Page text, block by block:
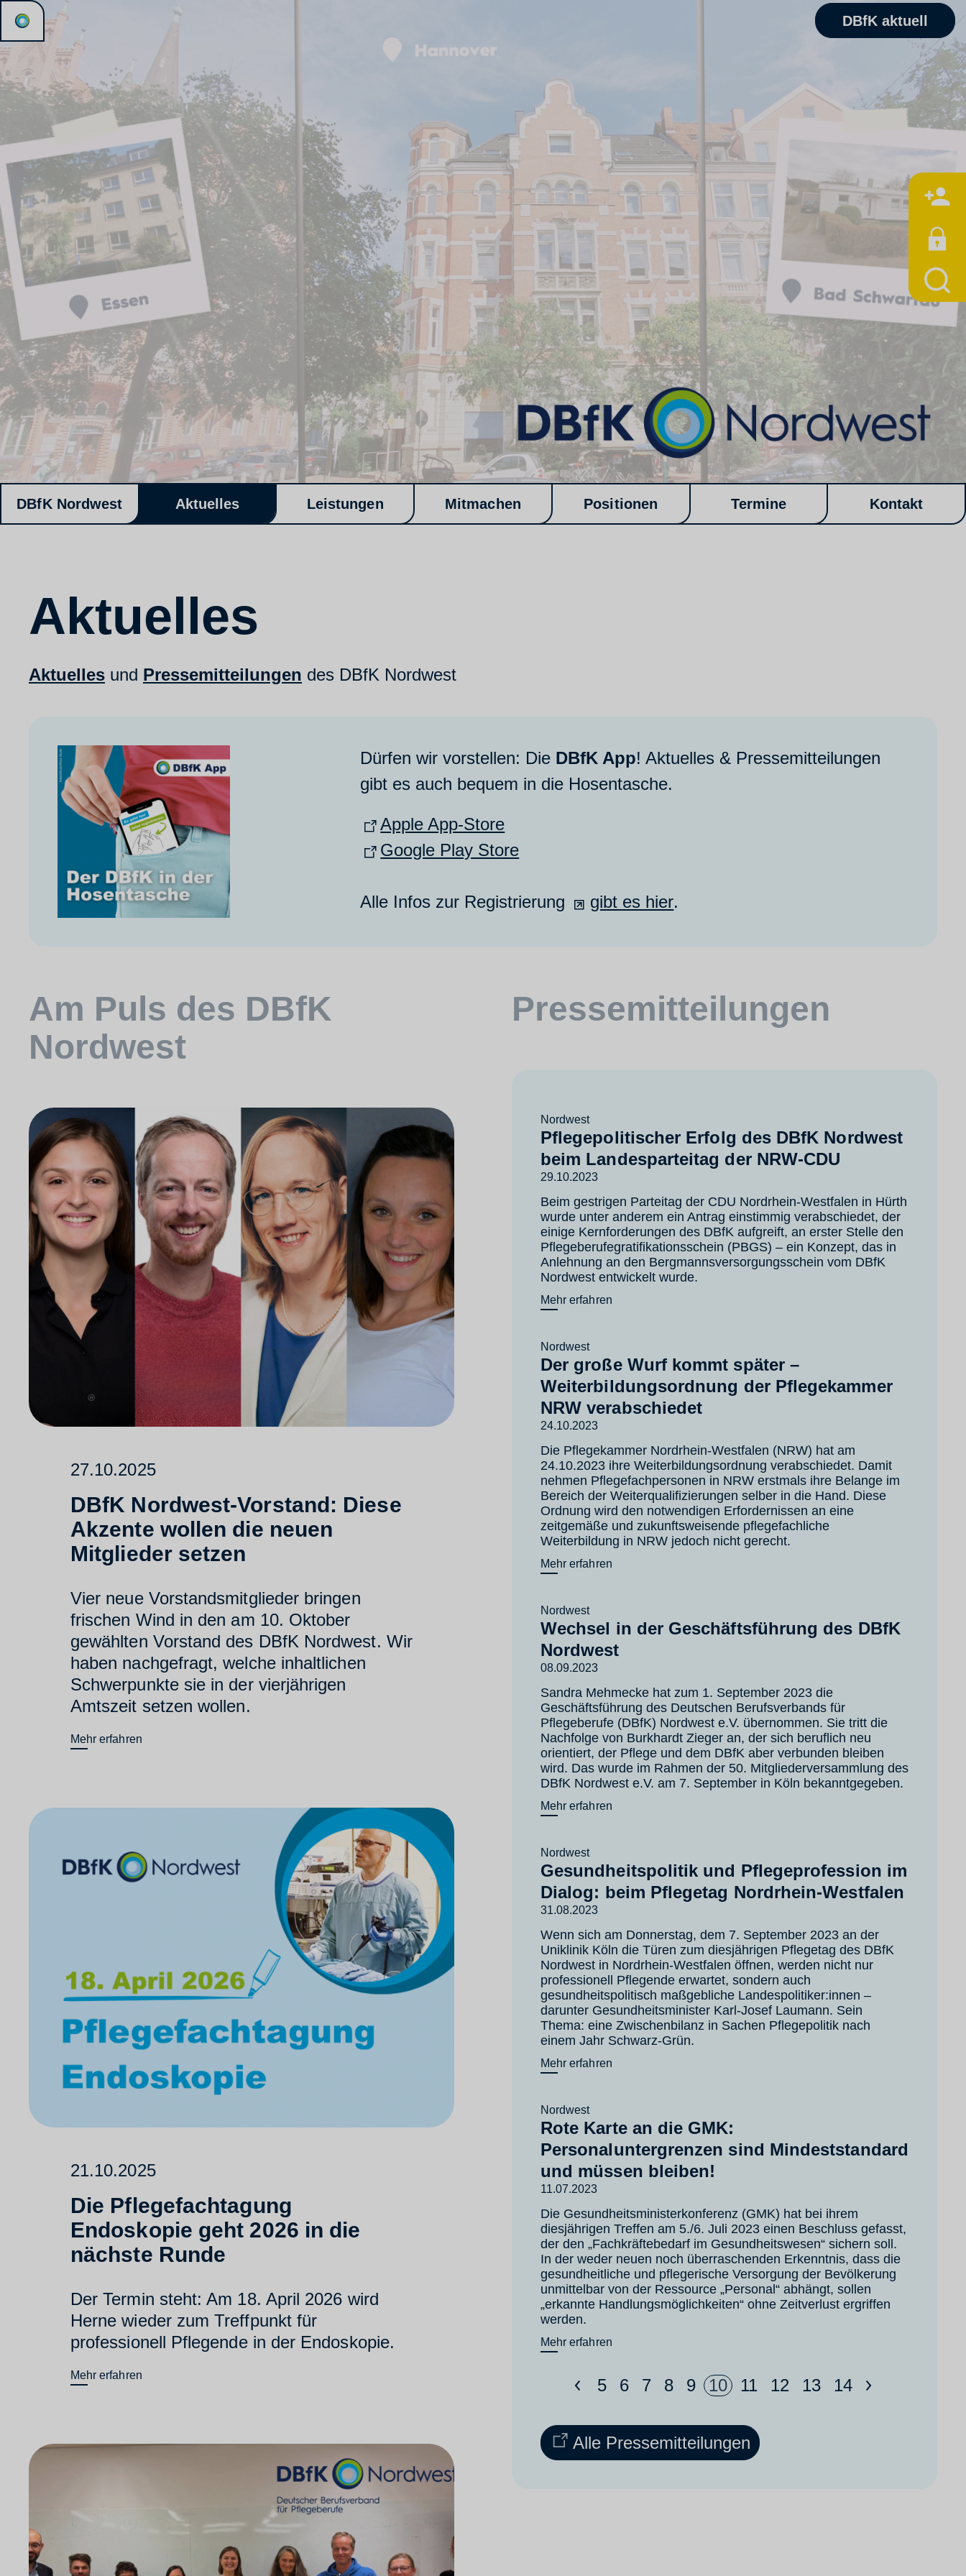
DBfK aktuell
DBfK Nordwest Aktuelles Leistungen Mitmachen Positionen Termine Kontakt
Aktuelles
Aktuelles und Pressemitteilungen des DBfK Nordwest
Dürfen wir vorstellen: Die DBfK App! Aktuelles & Pressemitteilungen
gibt es auch bequem in die Hosentasche.
Apple App-Store
Google Play Store
Alle Infos zur Registrierung gibt es hier.
Am Puls des DBfK
Nordwest
27.10.2025
DBfK Nordwest-Vorstand: Diese
Akzente wollen die neuen
Mitglieder setzen
Vier neue Vorstandsmitglieder bringen
frischen Wind in den am 10. Oktober
gewählten Vorstand des DBfK Nordwest. Wir
haben nachgefragt, welche inhaltlichen
Schwerpunkte sie in der vierjährigen
Amtszeit setzen wollen.
Mehr erfahren
21.10.2025
Die Pflegefachtagung
Endoskopie geht 2026 in die
nächste Runde
Der Termin steht: Am 18. April 2026 wird
Herne wieder zum Treffpunkt für
professionell Pflegende in der Endoskopie.
Mehr erfahren
Pressemitteilungen
Nordwest
Pflegepolitischer Erfolg des DBfK Nordwest
beim Landesparteitag der NRW-CDU
29.10.2023
Beim gestrigen Parteitag der CDU Nordrhein-Westfalen in Hürth
wurde unter anderem ein Antrag einstimmig verabschiedet, der
einige Kernforderungen des DBfK aufgreift, an erster Stelle den
Pflegeberufegratifikationsschein (PBGS) – ein Konzept, das in
Anlehnung an den Bergmannsversorgungsschein vom DBfK
Nordwest entwickelt wurde.
Mehr erfahren
Nordwest
Der große Wurf kommt später –
Weiterbildungsordnung der Pflegekammer
NRW verabschiedet
24.10.2023
Die Pflegekammer Nordrhein-Westfalen (NRW) hat am
24.10.2023 ihre Weiterbildungsordnung verabschiedet. Damit
nehmen Pflegefachpersonen in NRW erstmals ihre Belange im
Bereich der Weiterqualifizierungen selber in die Hand. Diese
Ordnung wird den notwendigen Erfordernissen an eine
zeitgemäße und zukunftsweisende pflegefachliche
Weiterbildung in NRW jedoch nicht gerecht.
Mehr erfahren
Nordwest
Wechsel in der Geschäftsführung des DBfK
Nordwest
08.09.2023
Sandra Mehmecke hat zum 1. September 2023 die
Geschäftsführung des Deutschen Berufsverbands für
Pflegeberufe (DBfK) Nordwest e.V. übernommen. Sie tritt die
Nachfolge von Burkhardt Zieger an, der sich beruflich neu
orientiert, der Pflege und dem DBfK aber verbunden bleiben
wird. Das wurde im Rahmen der 50. Mitgliederversammlung des
DBfK Nordwest e.V. am 7. September in Köln bekanntgegeben.
Mehr erfahren
Nordwest
Gesundheitspolitik und Pflegeprofession im
Dialog: beim Pflegetag Nordrhein-Westfalen
31.08.2023
Wenn sich am Donnerstag, dem 7. September 2023 an der
Uniklinik Köln die Türen zum diesjährigen Pflegetag des DBfK
Nordwest in Nordrhein-Westfalen öffnen, werden nicht nur
professionell Pflegende erwartet, sondern auch
gesundheitspolitisch maßgebliche Landespolitiker:innen –
darunter Gesundheitsminister Karl-Josef Laumann. Sein
Thema: eine Zwischenbilanz in Sachen Pflegepolitik nach
einem Jahr Schwarz-Grün.
Mehr erfahren
Nordwest
Rote Karte an die GMK:
Personaluntergrenzen sind Mindeststandard
und müssen bleiben!
11.07.2023
Die Gesundheitsministerkonferenz (GMK) hat bei ihrem
diesjährigen Treffen am 5./6. Juli 2023 einen Beschluss gefasst,
der den „Fachkräftebedarf im Gesundheitswesen“ sichern soll.
In der weder neuen noch überraschenden Erkenntnis, dass die
gesundheitliche und pflegerische Versorgung der Bevölkerung
unmittelbar von der Ressource „Personal“ abhängt, sollen
„erkannte Handlungsmöglichkeiten“ ohne Zeitverlust ergriffen
werden.
Mehr erfahren
< 5 6 7 8 9 10 11 12 13 14 >
Alle Pressemitteilungen